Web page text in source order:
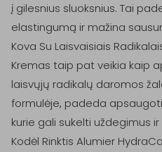
į gilesnius sluoksnius. Tai
elastingumą ir mažina
Kova Su Laisvaisiais
Kremas taip pat veikia kaip
laisvųjų radikalų daromos
formulėje, padeda
kurie gali sukelti uždegimus
Kodėl Rinktis Alumier